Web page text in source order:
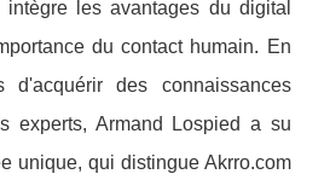
les avantages du digital
du contact humain. En
d'acquérir des connaissances
experts, Armand Lospied a su
unique, qui distingue Akrro.com